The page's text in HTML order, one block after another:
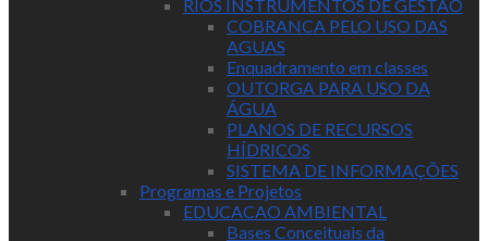
RIOS INSTRUMENTOS DE GESTÃO
COBRANCA PELO USO DAS
AGUAS
Enquadramento em classes
OUTORGA PARA USO DA
ÁGUA
PLANOS DE RECURSOS
HÍDRICOS
SISTEMA DE INFORMAÇÕES
Programas e Projetos
EDUCACAO AMBIENTAL
Bases Conceituais da